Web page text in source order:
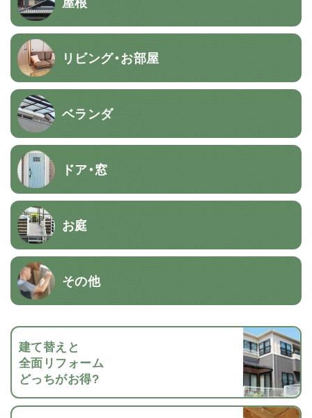
リビング・お部屋
ベランダ
ドア・窓
お庭
その他
建て替えと
全面リフォーム
どっちがお得?